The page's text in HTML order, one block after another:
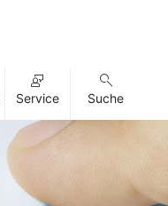
Service Suche